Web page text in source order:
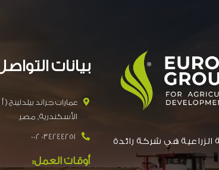
الزراعية هي شركة رائدة
بيانات
عمارات جراند بيلدلينج
الأسكندرية, مصر
034244251 002
أوقات العمل: